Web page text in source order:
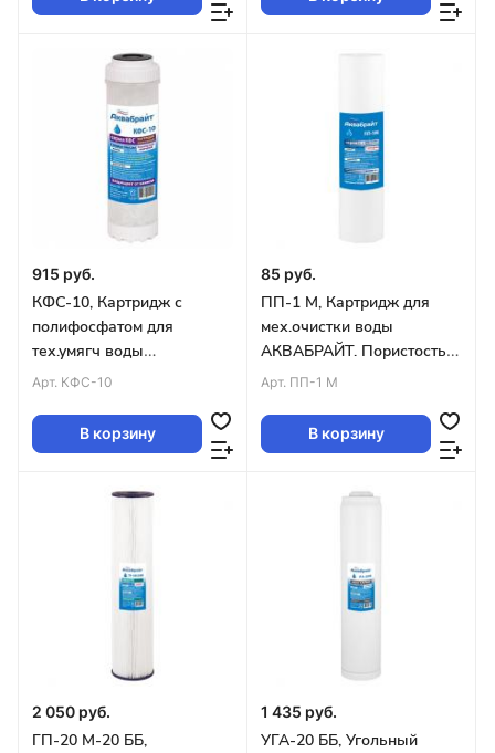
915 руб.
КФС-10, Картридж с
полифосфатом для
тех.умягч воды
АКВАБРАЙТ, SLIM LINE 10
Арт. КФС-10
В корзину
85 руб.
ПП-1 М, Картридж для
мех.очистки воды
АКВАБРАЙТ. Пористость 1
мкр, Типоразмер
Арт. ПП-1 М
В корзину
2 050 руб.
ГП-20 М-20 ББ,
1 435 руб.
УГА-20 ББ, Угольный